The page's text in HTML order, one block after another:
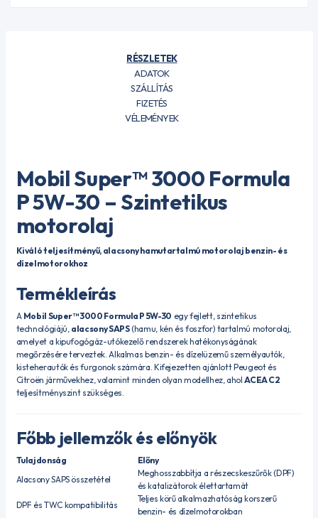
RÉSZLETEK
ADATOK
SZÁLLÍTÁS
FIZETÉS
VÉLEMÉNYEK
Mobil Super™ 3000 Formula
P 5W-30 – Szintetikus
motorolaj
Kiváló teljesítményű, alacsony hamutartalmú motorolaj benzin- és
dízelmotorokhoz
Termékleírás
A Mobil Super™ 3000 Formula P 5W-30 egy fejlett, szintetikus
technológiájú, alacsony SAPS(hamu, kén és foszfor) tartalmú motorolaj,
amelyet a kipufogógáz-utókezelő rendszerek hatékonyságának
megőrzésére terveztek. Alkalmas benzin- és dízelüzemű személyautók,
kisteherautók és furgonok számára. Kifejezetten ajánlott Peugeot és
Citroën járművekhez, valamint minden olyan modellhez, aholACEA C2
teljesítményszint szükséges.
Főbb jellemzők és előnyök
Tulajdonság
Előny
Alacsony SAPS összetétel
Meghosszabbítja a részecskeszűrők (DPF)
és katalizátorok élettartamát
DPF és TWC kompatibilitás
Teljes körű alkalmazhatóság korszerű
benzin- és dízelmotorokban